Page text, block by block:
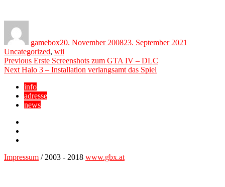
gamebox20. November 200823. September 2021
Uncategorized, wii
Beitragsnavigation
Previous Previous
post:
Erste Screenshots zum GTA IV – DLC
Next Next
Halo 3 – Installation verlangsamt das Spiel
info
adresse
news
Impressum / 2003 - 2018 www.gbx.at